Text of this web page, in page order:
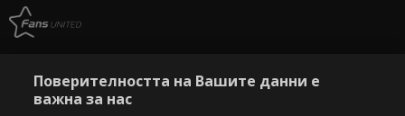
Поверителността на Вашите данни е
важна за нас